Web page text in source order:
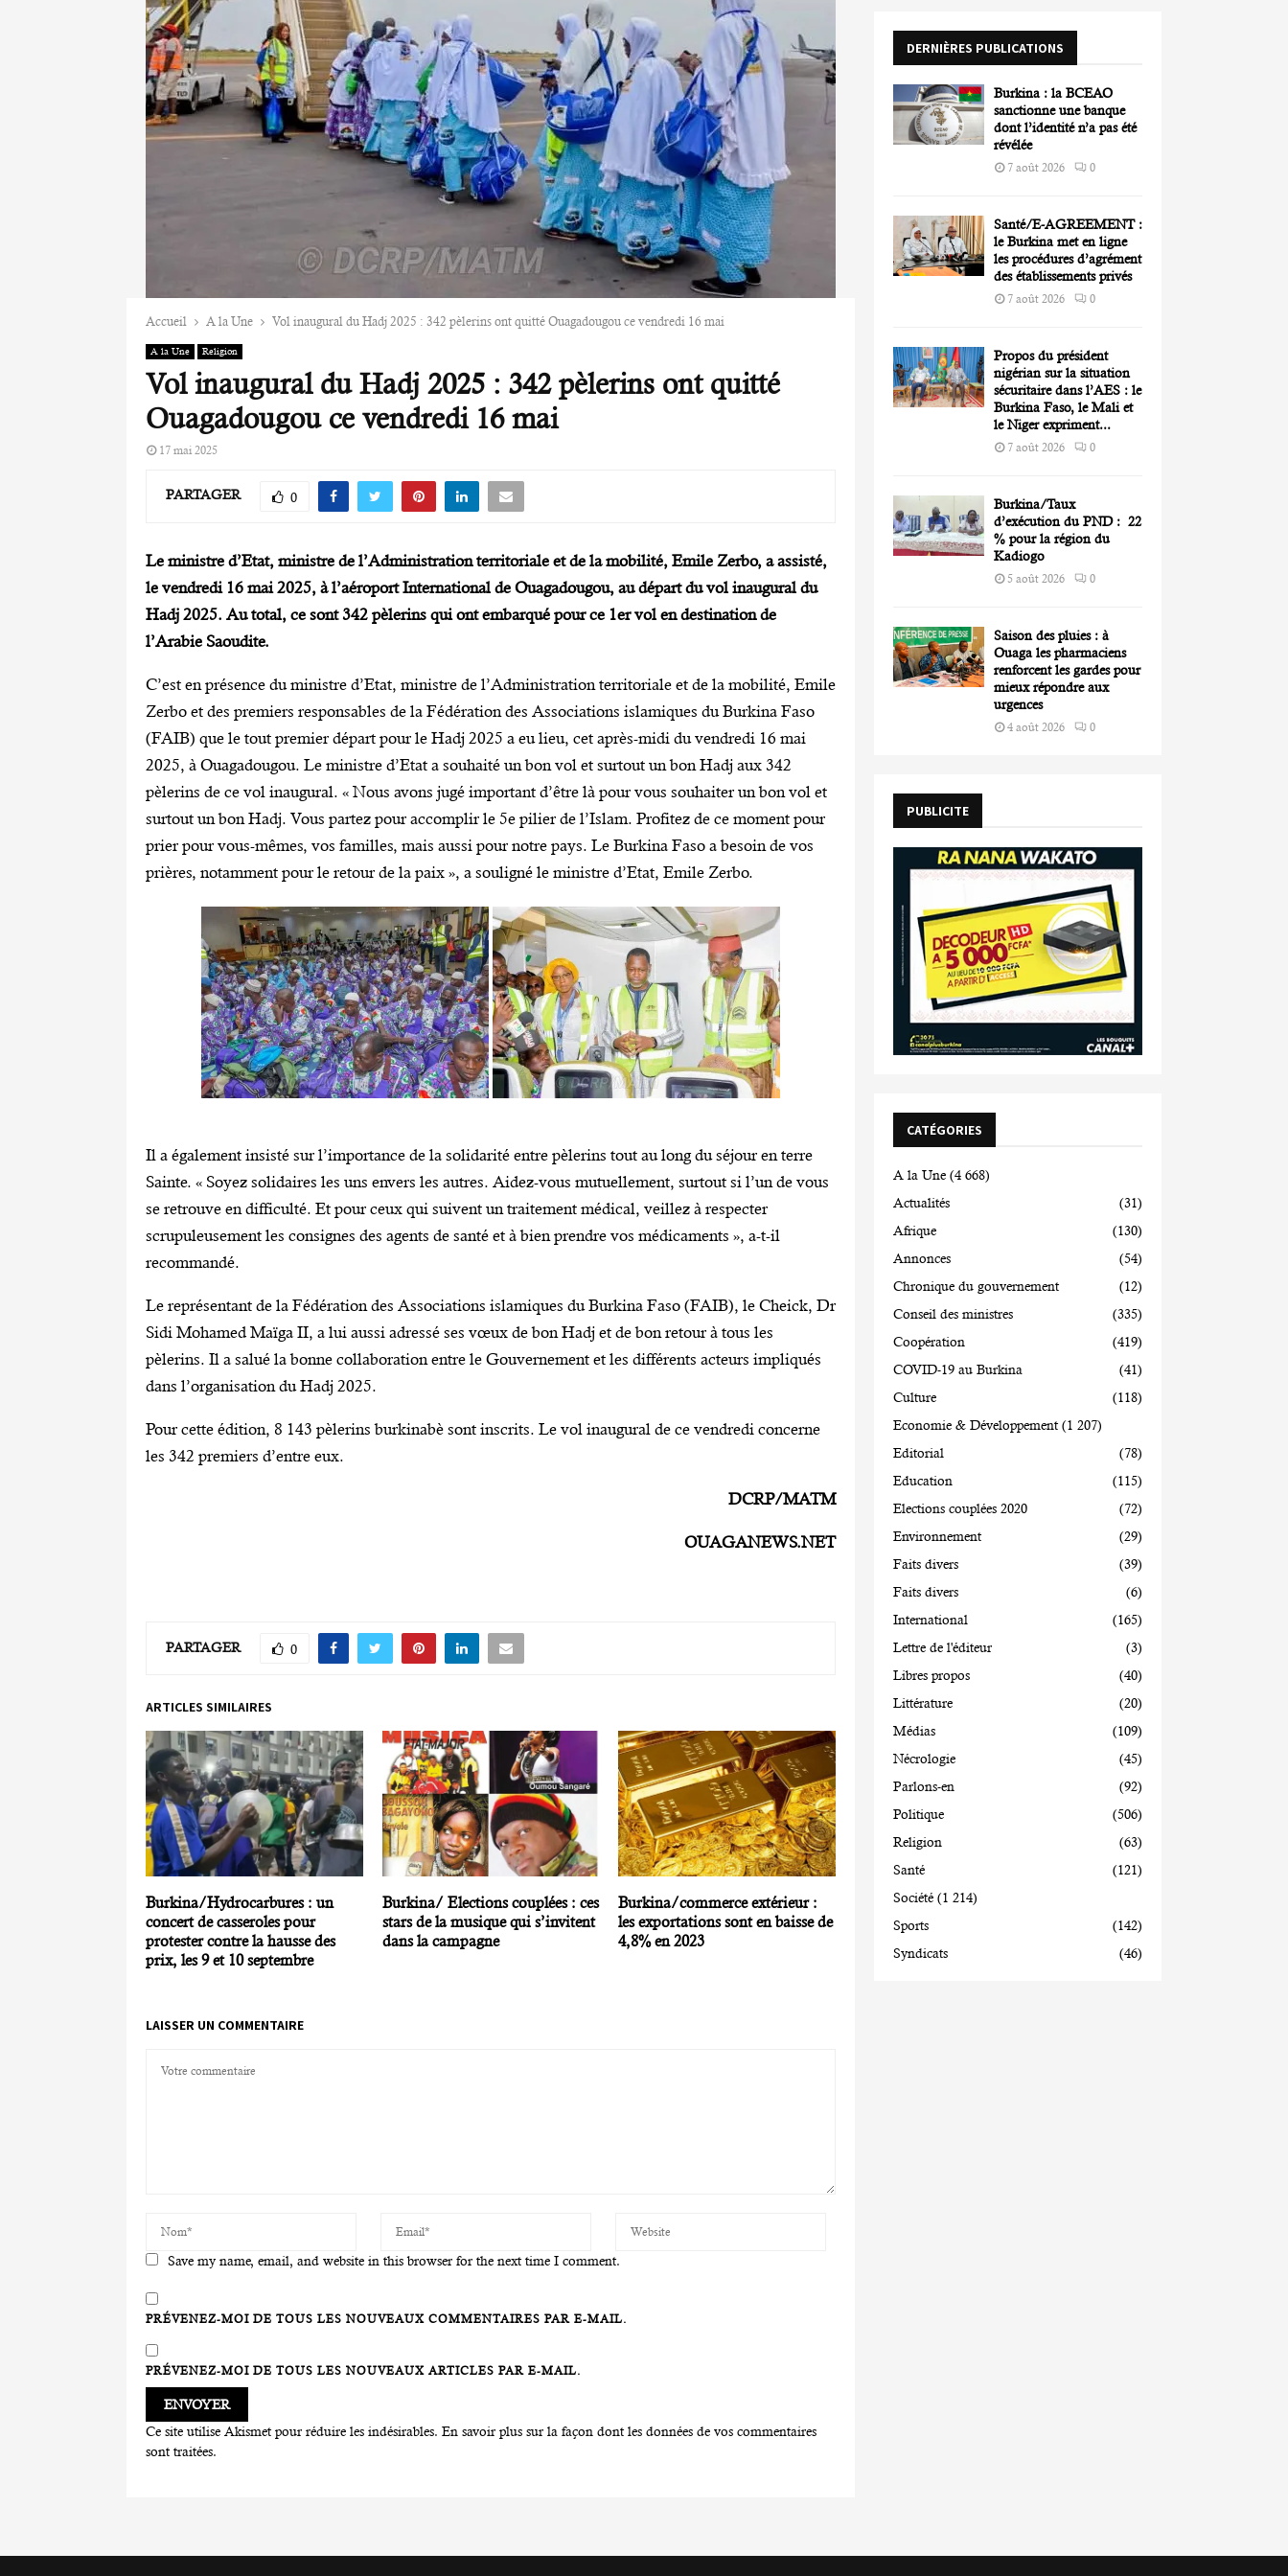
Accueil A la Une Vol inaugural du Hadj 2025 : 342 pèlerins ont quitté Ouagadougou ce vendredi 16 mai
A la Une Religion
Vol inaugural du Hadj 2025 : 342 pèlerins ont quitté
Ouagadougou ce vendredi 16 mai
17 mai 2025
PARTAGER 0
Le ministre d’Etat, ministre de l’Administration territoriale et de la mobilité, Emile Zerbo, a assisté,
le vendredi 16 mai 2025, à l’aéroport International de Ouagadougou, au départ du vol inaugural du
Hadj 2025. Au total, ce sont 342 pèlerins qui ont embarqué pour ce 1er vol en destination de
l’Arabie Saoudite.
C’est en présence du ministre d’Etat, ministre de l’Administration territoriale et de la mobilité, Emile
Zerbo et des premiers responsables de la Fédération des Associations islamiques du Burkina Faso
(FAIB) que le tout premier départ pour le Hadj 2025 a eu lieu, cet après-midi du vendredi 16 mai
2025, à Ouagadougou. Le ministre d’Etat a souhaité un bon vol et surtout un bon Hadj aux 342
pèlerins de ce vol inaugural. « Nous avons jugé important d’être là pour vous souhaiter un bon vol et
surtout un bon Hadj. Vous partez pour accomplir le 5e pilier de l’Islam. Profitez de ce moment pour
prier pour vous-mêmes, vos familles, mais aussi pour notre pays. Le Burkina Faso a besoin de vos
prières, notamment pour le retour de la paix », a souligné le ministre d’Etat, Emile Zerbo.
Il a également insisté sur l’importance de la solidarité entre pèlerins tout au long du séjour en terre
Sainte. « Soyez solidaires les uns envers les autres. Aidez-vous mutuellement, surtout si l’un de vous
se retrouve en difficulté. Et pour ceux qui suivent un traitement médical, veillez à respecter
scrupuleusement les consignes des agents de santé et à bien prendre vos médicaments », a-t-il
recommandé.
Le représentant de la Fédération des Associations islamiques du Burkina Faso (FAIB), le Cheick, Dr
Sidi Mohamed Maïga II, a lui aussi adressé ses vœux de bon Hadj et de bon retour à tous les
pèlerins. Il a salué la bonne collaboration entre le Gouvernement et les différents acteurs impliqués
dans l’organisation du Hadj 2025.
Pour cette édition, 8 143 pèlerins burkinabè sont inscrits. Le vol inaugural de ce vendredi concerne
les 342 premiers d’entre eux.
DCRP/MATM
OUAGANEWS.NET
PARTAGER 0
ARTICLES SIMILAIRES
Burkina/Hydrocarbures : un
concert de casseroles pour
protester contre la hausse des
prix, les 9 et 10 septembre
Burkina/ Elections couplées : ces
stars de la musique qui s’invitent
dans la campagne
Burkina/commerce extérieur :
les exportations sont en baisse de
4,8% en 2023
LAISSER UN COMMENTAIRE
Save my name, email, and website in this browser for the next time I comment.
PRÉVENEZ-MOI DE TOUS LES NOUVEAUX COMMENTAIRES PAR E-MAIL.
PRÉVENEZ-MOI DE TOUS LES NOUVEAUX ARTICLES PAR E-MAIL.
Ce site utilise Akismet pour réduire les indésirables. En savoir plus sur la façon dont les données de vos commentaires
sont traitées.
r
H
DERNIÈRES PUBLICATIONS
Burkina : la BCEAO
sanctionne une banque
dont l’identité n’a pas été
révélée
7 août 2026 0
Santé/E-AGREEMENT :
le Burkina met en ligne
les procédures d’agrément
des établissements privés
7 août 2026 0
Propos du président
nigérian sur la situation
sécuritaire dans l’AES : le
Burkina Faso, le Mali et
le Niger expriment...
7 août 2026 0
Burkina/Taux
d’exécution du PND : 22
% pour la région du
Kadiogo
5 août 2026 0
Saison des pluies : à
Ouaga les pharmaciens
renforcent les gardes pour
mieux répondre aux
urgences
4 août 2026 0
PUBLICITE
CATÉGORIES
A la Une (4 668)
Actualités
(31)
Afrique
(130)
Annonces
(54)
Chronique du gouvernement
(12)
Conseil des ministres
(335)
Coopération
(419)
COVID-19 au Burkina
(41)
Culture
(118)
Economie & Développement (1 207)
Editorial
(78)
Education
(115)
Elections couplées 2020
(72)
Environnement
(29)
Faits divers
(39)
Faits divers
(6)
International
(165)
Lettre de l'éditeur
(3)
Libres propos
(40)
Littérature
(20)
Médias
(109)
Nécrologie
(45)
Parlons-en
(92)
Politique
(506)
Religion
(63)
Santé
(121)
Société (1 214)
Sports
(142)
Syndicats
(46)